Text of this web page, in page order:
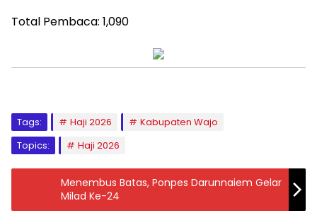
Total Pembaca: 1,090
Tags: Haji 2026
Kabupaten Wajo
Topics:
Haji 2026
Menembus Batas, Ponpes Darunnaiem Gelar
Milad Ke-24